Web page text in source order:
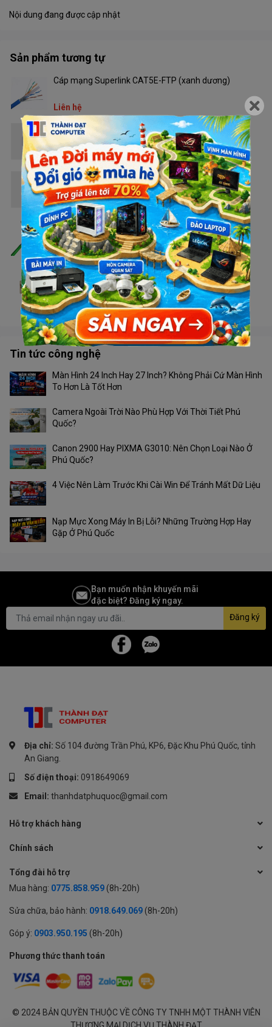
Nội dung đang được cập nhật
Sản phẩm tương tự
Cáp mạng Superlink CAT5E-FTP (xanh dương)
Liên hệ
Cáp mạng Superlink CAT5E-UTP (Đỏ)
Liên hệ
Cáp mạng Superlink CAT5E-UTP (Trắng) ĐNC
Liên hệ
Cáp mạng Superlink CAT6E-UTP (xanh lá)
Liên hệ
Đầu nối RJ45 (1->1)
Liên hệ
Tin tức công nghệ
Màn Hình 24 Inch Hay 27 Inch? Không Phải Cứ Màn Hình
To Hơn Là Tốt Hơn
Camera Ngoài Trời Nào Phù Hợp Với Thời Tiết Phú
Quốc?
Canon 2900 Hay PIXMA G3010: Nên Chọn Loại Nào Ở
Phú Quốc?
4 Việc Nên Làm Trước Khi Cài Win Để Tránh Mất Dữ Liệu
Nạp Mực Xong Máy In Bị Lỗi? Những Trường Hợp Hay
Gặp Ở Phú Quốc
Bạn muốn nhận khuyến mãi
đặc biệt? Đăng ký ngay.
Đăng ký
Địa chỉ: Số 104 đường Trần Phú, KP6, Đặc Khu Phú Quốc, tỉnh
An Giang.
Số điện thoại: 0918649069
Email: thanhdatphuquoc@gmail.com
Hỗ trợ khách hàng
Chính sách
Tổng đài hỗ trợ
Mua hàng: 0775.858.959 (8h-20h)
Sửa chữa, bảo hành: 0918.649.069 (8h-20h)
Góp ý: 0903.950.195 (8h-20h)
Phương thức thanh toán
© 2024 BẢN QUYỀN THUỘC VỀ CÔNG TY TNHH MỘT THÀNH VIÊN
THƯƠNG MẠI DỊCH VỤ THÀNH ĐẠT